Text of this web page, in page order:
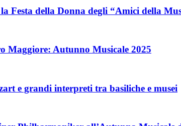
Festa della Donna degli “Amici della
Maggiore: Autunno Musicale 2025
e grandi interpreti tra basiliche e musei